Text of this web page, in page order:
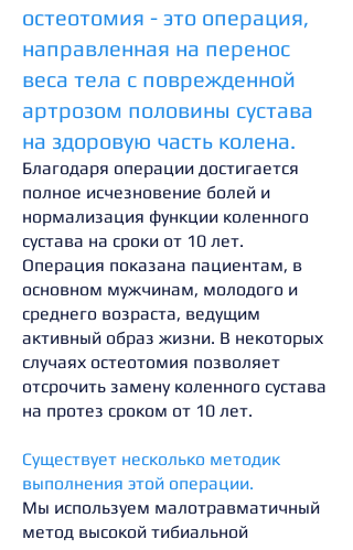
остеотомия - это операция,
направленная на перенос
веса тела с поврежденной
артрозом половины сустава
на здоровую часть колена.
Благодаря операции достигается
полное исчезновение болей и
нормализация функции коленного
сустава на сроки от 10 лет.
Операция показана пациентам, в
основном мужчинам, молодого и
среднего возраста, ведущим
активный образ жизни. В некоторых
случаях остеотомия позволяет
отсрочить замену коленного сустава
на протез сроком от 10 лет.
Существует несколько методик
выполнения этой операции.
Мы используем малотравматичный
метод высокой тибиальной